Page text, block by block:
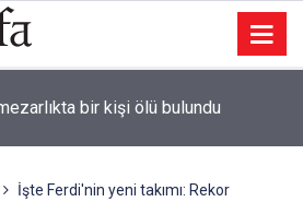
İşte Ferdi'nin yeni takımı: Rekor